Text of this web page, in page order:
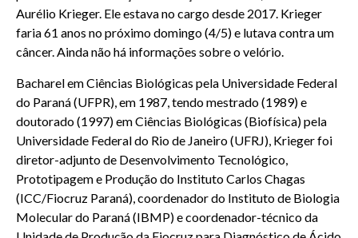
Aurélio Krieger. Ele estava no cargo desde 2017. Krieger
faria 61 anos no próximo domingo (4/5) e lutava contra um
câncer. Ainda não há informações sobre o velório.
Bacharel em Ciências Biológicas pela Universidade Federal
do Paraná (UFPR), em 1987, tendo mestrado (1989) e
doutorado (1997) em Ciências Biológicas (Biofísica) pela
Universidade Federal do Rio de Janeiro (UFRJ), Krieger foi
diretor-adjunto de Desenvolvimento Tecnológico,
Prototipagem e Produção do Instituto Carlos Chagas
(ICC/Fiocruz Paraná), coordenador do Instituto de Biologia
Molecular do Paraná (IBMP) e coordenador-técnico da